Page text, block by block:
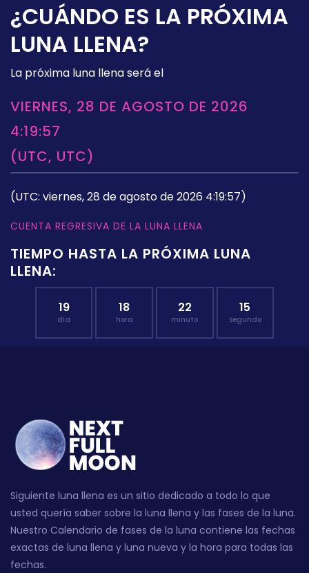
¿CUÁNDO ES LA PRÓXIMA
LUNA LLENA?
La próxima luna llena será el
VIERNES, 28 DE AGOSTO DE 2026
4:19:57
(UTC, UTC)
(UTC: viernes, 28 de agosto de 2026 4:19:57)
CUENTA REGRESIVA DE LA LUNA LLENA
TIEMPO HASTA LA PRÓXIMA LUNA
LLENA:
19
día
18
hora
22
minuto
14
segundo
Siguiente luna llena es un sitio dedicado a todo lo que
usted quería saber sobre la luna llena y las fases de la luna.
Nuestro Calendario de fases de la luna contiene las fechas
exactas de luna llena y luna nueva y la hora para todas las
fechas.